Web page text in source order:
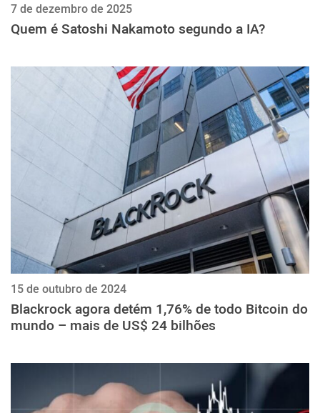
7 de dezembro de 2025
Quem é Satoshi Nakamoto segundo a IA?
15 de outubro de 2024
Blackrock agora detém 1,76% de todo Bitcoin do
mundo – mais de US$ 24 bilhões